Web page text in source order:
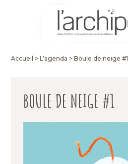
Accueil >L’agenda >Boule de neige #1
BOULE DE NEIGE #1